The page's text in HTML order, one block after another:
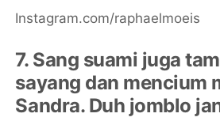
Instagram.com/raphaelmoeis
7. Sang suami juga
sayang dan mencium
Sandra. Duh jomblo